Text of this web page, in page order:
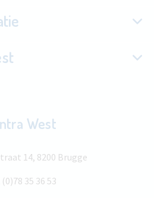
West
14, 8200 Brugge
35 36 53